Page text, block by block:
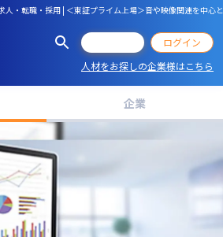
人・転職・採用 | ＜東証プライム上場＞音や映像関連を中
ログイン
人材をお探しの企業様はこちら
企業